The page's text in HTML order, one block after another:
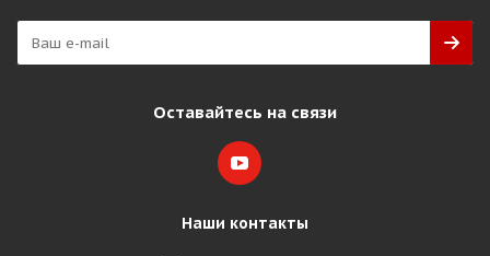
Оставайтесь на связи
Наши контакты